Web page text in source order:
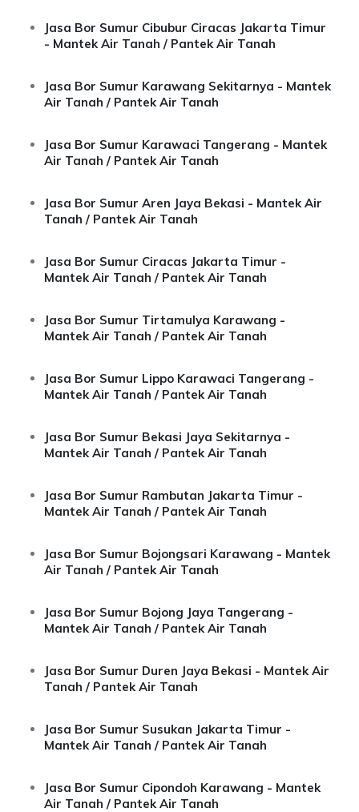
Jasa Bor Sumur Cibubur Ciracas Jakarta Timur
- Mantek Air Tanah / Pantek Air Tanah
Jasa Bor Sumur Karawang Sekitarnya - Mantek
Air Tanah / Pantek Air Tanah
Jasa Bor Sumur Karawaci Tangerang - Mantek
Air Tanah / Pantek Air Tanah
Jasa Bor Sumur Aren Jaya Bekasi - Mantek Air
Tanah / Pantek Air Tanah
Jasa Bor Sumur Ciracas Jakarta Timur -
Mantek Air Tanah / Pantek Air Tanah
Jasa Bor Sumur Tirtamulya Karawang -
Mantek Air Tanah / Pantek Air Tanah
Jasa Bor Sumur Lippo Karawaci Tangerang -
Mantek Air Tanah / Pantek Air Tanah
Jasa Bor Sumur Bekasi Jaya Sekitarnya -
Mantek Air Tanah / Pantek Air Tanah
Jasa Bor Sumur Rambutan Jakarta Timur -
Mantek Air Tanah / Pantek Air Tanah
Jasa Bor Sumur Bojongsari Karawang - Mantek
Air Tanah / Pantek Air Tanah
Jasa Bor Sumur Bojong Jaya Tangerang -
Mantek Air Tanah / Pantek Air Tanah
Jasa Bor Sumur Duren Jaya Bekasi - Mantek Air
Tanah / Pantek Air Tanah
Jasa Bor Sumur Susukan Jakarta Timur -
Mantek Air Tanah / Pantek Air Tanah
Jasa Bor Sumur Cipondoh Karawang - Mantek
Air Tanah / Pantek Air Tanah